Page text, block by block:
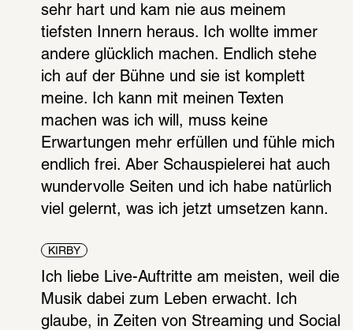
sehr hart und kam nie aus meinem
tiefsten Innern heraus. Ich wollte immer
andere glücklich machen. Endlich stehe
ich auf der Bühne und sie ist komplett
meine. Ich kann mit meinen Texten
machen was ich will, muss keine
Erwartungen mehr erfüllen und fühle mich
endlich frei. Aber Schauspielerei hat auch
wundervolle Seiten und ich habe natürlich
viel gelernt, was ich jetzt umsetzen kann.
KIRBY
Ich liebe Live-Auftritte am meisten, weil die
Musik dabei zum Leben erwacht. Ich
glaube, in Zeiten von Streaming und Social